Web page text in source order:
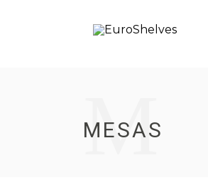
M
MESAS